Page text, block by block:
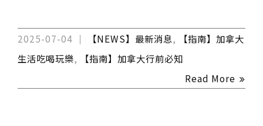
2025-07-04 【NEWS】最新消息,
【指南】加拿大
生活吃喝玩樂,
【指南】加拿大行前必知
Read More